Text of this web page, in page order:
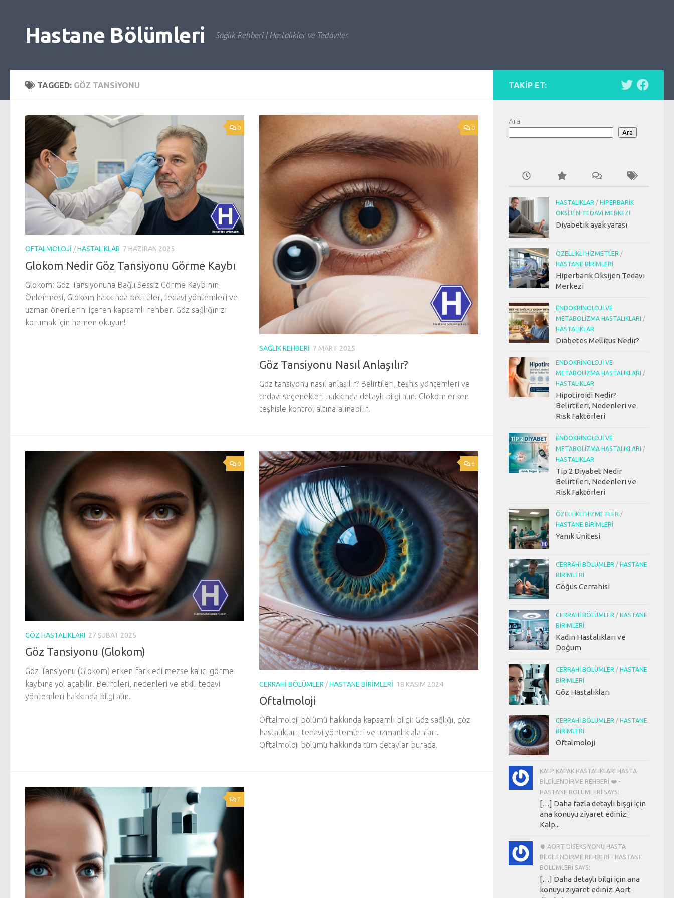
Hastane Bölümleri Sağlık Rehberi | Hastalıklar ve Tedaviler
TAGGED: GÖZ TANSIYONU
0
OFTALMOLOJI /HASTALIKLAR 7 HAZIRAN 2025
Glokom Nedir Göz Tansiyonu Görme Kaybı
Glokom: Göz Tansiyonuna Bağlı Sessiz Görme Kaybının
Önlenmesi, Glokom hakkında belirtiler, tedavi yöntemleri ve
uzman önerilerini içeren kapsamlı rehber. Göz sağlığınızı
korumak için hemen okuyun!
0
SAĞLIK REHBERI 7 MART 2025
Göz Tansiyonu Nasıl Anlaşılır?
Göz tansiyonu nasıl anlaşılır? Belirtileri, teşhis yöntemleri ve
tedavi seçenekleri hakkında detaylı bilgi alın. Glokom erken
teşhisle kontrol altına alınabilir!
0
GÖZ HASTALIKLARI 27 ŞUBAT 2025
Göz Tansiyonu (Glokom)
Göz Tansiyonu (Glokom) erken fark edilmezse kalıcı görme
kaybına yol açabilir. Belirtileri, nedenleri ve etkili tedavi
yöntemleri hakkında bilgi alın.
6
CERRAHI BÖLÜMLER /HASTANE BIRIMLERI 18 KASIM 2024
Oftalmoloji
Oftalmoloji bölümü hakkında kapsamlı bilgi: Göz sağlığı, göz
hastalıkları, tedavi yöntemleri ve uzmanlık alanları.
Oftalmoloji bölümü hakkında tüm detaylar burada.
7
TAKIP ET:
Ara
Ara
HASTALIKLAR / HIPERBARIK
OKSIJEN TEDAVI MERKEZI
Diyabetik ayak yarası
ÖZELLIKLI HIZMETLER /
HASTANE BIRIMLERI
Hiperbarik Oksijen Tedavi
Merkezi
ENDOKRINOLOJI VE
METABOLIZMA HASTALIKLARI /
HASTALIKLAR
Diabetes Mellitus Nedir?
ENDOKRINOLOJI VE
METABOLIZMA HASTALIKLARI /
HASTALIKLAR
Hipotiroidi Nedir?
Belirtileri, Nedenleri ve
Risk Faktörleri
ENDOKRINOLOJI VE
METABOLIZMA HASTALIKLARI /
HASTALIKLAR
Tip 2 Diyabet Nedir
Belirtileri, Nedenleri ve
Risk Faktörleri
ÖZELLIKLI HIZMETLER /
HASTANE BIRIMLERI
Yanık Ünitesi
CERRAHI BÖLÜMLER / HASTANE
BIRIMLERI
Göğüs Cerrahisi
CERRAHI BÖLÜMLER / HASTANE
BIRIMLERI
Kadın Hastalıkları ve
Doğum
CERRAHI BÖLÜMLER / HASTANE
BIRIMLERI
Göz Hastalıkları
CERRAHI BÖLÜMLER / HASTANE
BIRIMLERI
Oftalmoloji
KALP KAPAK HASTALIKLARI HASTA
BILGILENDIRME REHBERI ❤️ -
HASTANE BÖLÜMLERI SAYS:
[…] Daha fazla detaylı bişgi için
ana konuyu ziyaret ediniz:
Kalp...
🫀 AORT DISEKSIYONU HASTA
BILGILENDIRME REHBERI - HASTANE
BÖLÜMLERI SAYS:
[…] Daha detaylı bilgi için ana
konuyu ziyaret ediniz: Aort